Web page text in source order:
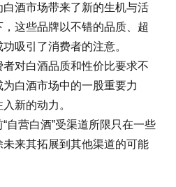
酒市场带来了新的生机与活
这些品牌以不错的品质、超
吸引了消费者的注意。
对白酒品质和性价比要求不
白酒市场中的一股重要力
新的动力。
自营白酒”受渠道所限只在一些
来其拓展到其他渠道的可能